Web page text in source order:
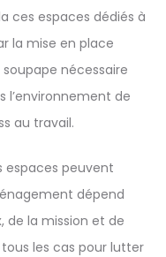
ces espaces dédiés à
la mise en place
nécessaire
l’environnement de
au travail.
espaces peuvent
dépend
de la mission et de
tous les cas pour lutter